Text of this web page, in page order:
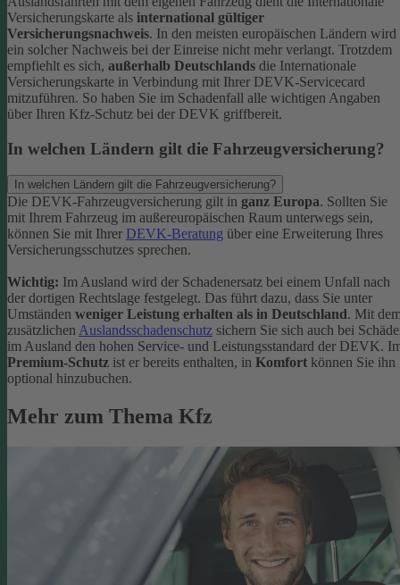
Versicherungskarte als international gültiger
Versicherungsnachweis. In den meisten europäischen Ländern wird
ein solcher Nachweis bei der Einreise nicht mehr verlangt. Trotzdem
empfiehlt es sich, außerhalb Deutschlands die Internationale
Versicherungskarte in Verbindung mit Ihrer DEVK-Servicecard
mitzuführen. So haben Sie im Schadenfall alle wichtigen Angaben
über Ihren Kfz-Schutz bei der DEVK griffbereit.
In welchen Ländern gilt die Fahrzeugversicherung?
In welchen Ländern gilt die Fahrzeugversicherung?
Die DEVK-Fahrzeugversicherung gilt in ganz Europa. Sollten Sie
mit Ihrem Fahrzeug im außereuropäischen Raum unterwegs sein,
können Sie mit Ihrer DEVK-Beratung über eine Erweiterung Ihres
Versicherungsschutzes sprechen.
Wichtig: Im Ausland wird der Schadenersatz bei einem Unfall nach
der dortigen Rechtslage festgelegt. Das führt dazu, dass Sie unter
Umständen weniger Leistung erhalten als in Deutschland. Mit
zusätzlichenAuslandsschadenschutz sichern Sie sich auch bei
im Ausland den hohen Service- und Leistungsstandard der DEVK.
Premium-Schutz ist er bereits enthalten, in Komfort können Sie ihn
optional hinzubuchen.
Mehr zum Thema Kfz